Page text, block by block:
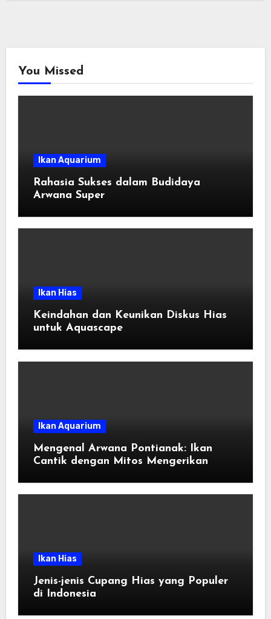
You Missed
Ikan Aquarium
Rahasia Sukses dalam Budidaya
Arwana Super
Ikan Hias
Keindahan dan Keunikan Diskus Hias
untuk Aquascape
Ikan Aquarium
Mengenal Arwana Pontianak: Ikan
Cantik dengan Mitos Mengerikan
Ikan Hias
Jenis-jenis Cupang Hias yang Populer
di Indonesia